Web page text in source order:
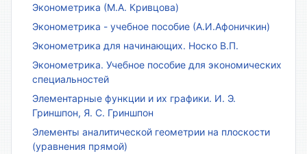
Эконометрика (М.А. Кривцова)
Эконометрика - учебное пособие (А.И.Афоничкин)
Эконометрика для начинающих. Носко В.П.
Эконометрика. Учебное пособие для экономических
специальностей
Элементарные функции и их графики. И. Э.
Гриншпон, Я. С. Гриншпон
Элементы аналитической геометрии на плоскости
(уравнения прямой)